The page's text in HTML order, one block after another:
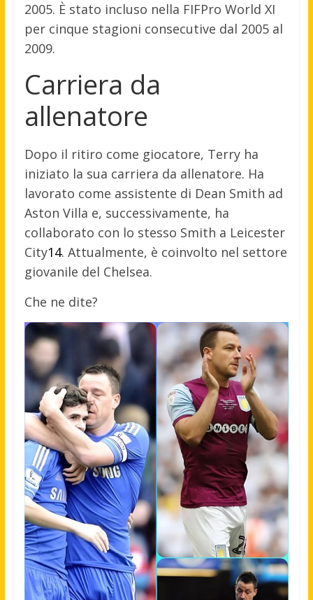
2005. È stato incluso nella FIFPro World XI
per cinque stagioni consecutive dal 2005 al
2009.
Carriera da
allenatore
Dopo il ritiro come giocatore, Terry ha
iniziato la sua carriera da allenatore. Ha
lavorato come assistente di Dean Smith ad
Aston Villa e, successivamente, ha
collaborato con lo stesso Smith a Leicester
City14. Attualmente, è coinvolto nel settore
giovanile del Chelsea.
Che ne dite?